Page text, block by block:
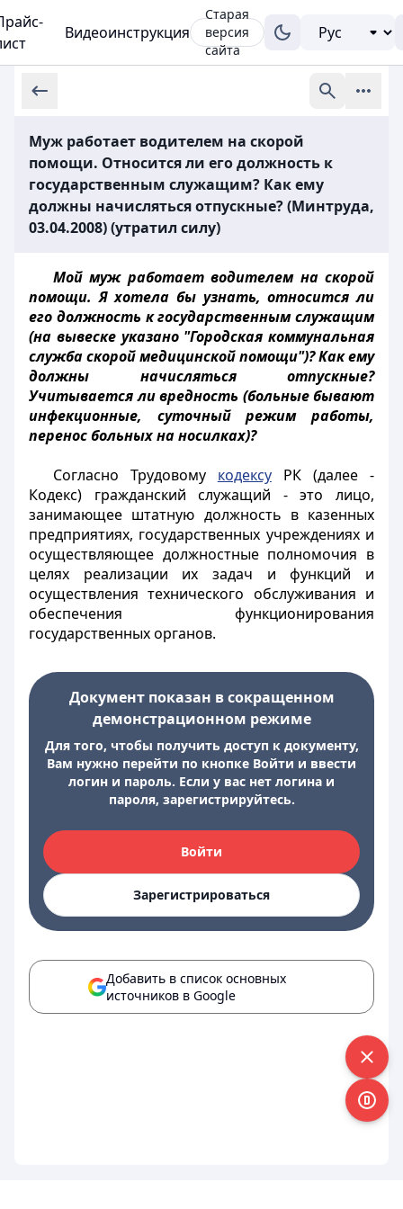
Видеоинструкция
Старая
версия
сайта
Муж работает водителем на скорой
помощи. Относится ли его должность к
государственным служащим? Как ему
должны начисляться отпускные? (Минтруда,
03.04.2008) (утратил силу)
Мой муж работает водителем на скорой
помощи. Я хотела бы узнать, относится ли
его должность к государственным служащим
(на вывеске указано "Городская коммунальная
служба скорой медицинской помощи")? Как ему
должны начисляться отпускные?
Учитывается ли вредность (больные бывают
инфекционные, суточный режим работы,
перенос больных на носилках)?
Согласно Трудовому кодексуРК (далее -
Кодекс) гражданский служащий - это лицо,
занимающее штатную должность в казенных
предприятиях, государственных учреждениях и
осуществляющее должностные полномочия в
целях реализации их задач и функций и
осуществления технического обслуживания и
обеспечения функционирования
государственных органов.
Документ показан в сокращенном
демонстрационном режиме
Для того, чтобы получить доступ к документу,
Вам нужно перейти по кнопке Войти и ввести
логин и пароль. Если у вас нет логина и
пароля, зарегистрируйтесь.
Войти
Зарегистрироваться
Добавить в список основных
источников в Google